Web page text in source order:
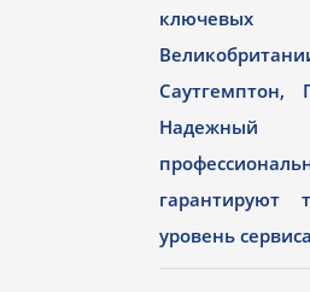
ключевых
Саутгемптон,
гарантируют
уровень